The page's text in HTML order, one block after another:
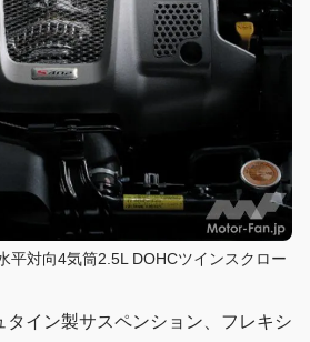
平対向4気筒2.5L DOHCツインスクロー
タイン製サスペンション、フレキシ